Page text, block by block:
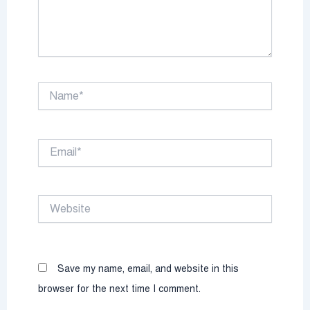
Email*
Save my name, email, and website in this
browser for the next time I comment.